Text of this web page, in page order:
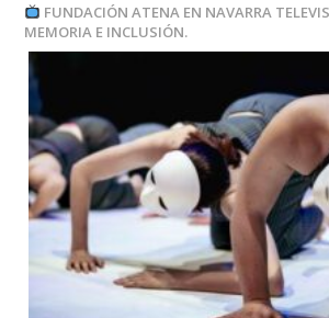
FUNDACIÓN ATENA EN NAVARRA
MEMORIA E INCLUSIÓN.